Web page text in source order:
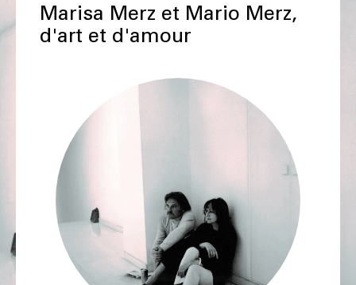
Marisa Merz et Mario Merz,
d'art et d'amour